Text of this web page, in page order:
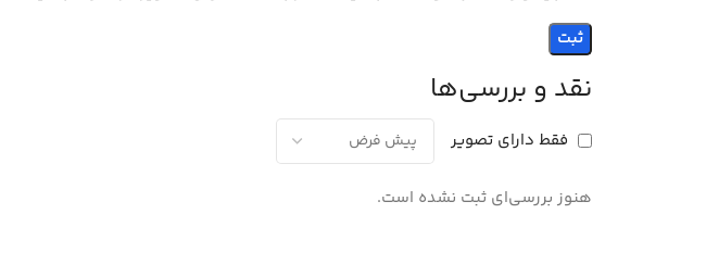
نقد و بررسی‌ها
فقط دارای تصویر
هنوز بررسی‌ای ثبت نشده است.